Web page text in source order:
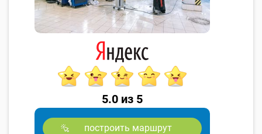
5.0 из 5
построить маршрут